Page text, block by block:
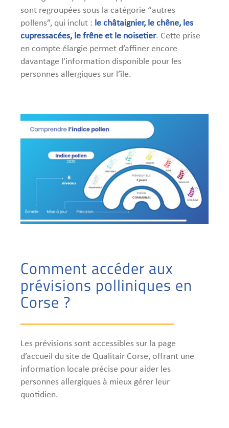
sont regroupées sous la catégorie “autres
pollens”, qui inclut : le châtaignier, le chêne, les
cupressacées, le frêne et le noisetier. Cette prise
en compte élargie permet d’affiner encore
davantage l’information disponible pour les
personnes allergiques sur l’île.
Comment accéder aux
prévisions polliniques en
Corse ?
Les prévisions sont accessibles sur la page
d’accueil du site de Qualitair Corse, offrant une
information locale précise pour aider les
personnes allergiques à mieux gérer leur
quotidien.